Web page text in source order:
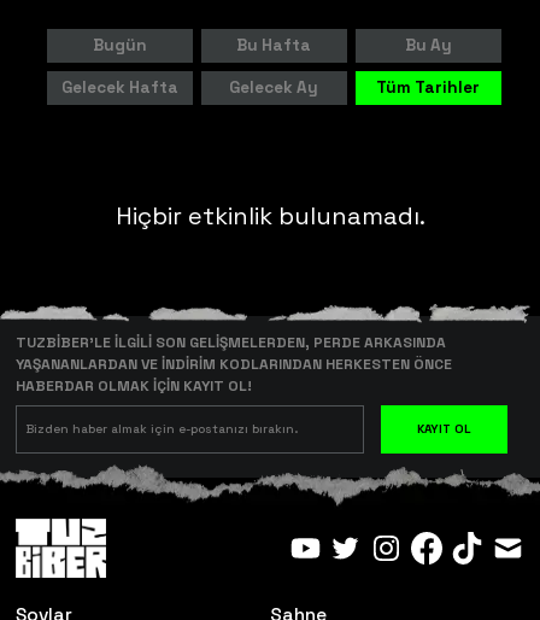
Bugün Bu Hafta Bu Ay
Gelecek Hafta Gelecek Ay Tüm Tarihler
Hiçbir etkinlik bulunamadı.
TUZBİBER’LE İLGİLİ SON GELİŞMELERDEN, PERDE ARKASINDA
YAŞANANLARDAN VE İNDİRİM KODLARINDAN HERKESTEN ÖNCE
HABERDAR OLMAK İÇİN KAYIT OL!
KAYIT OL